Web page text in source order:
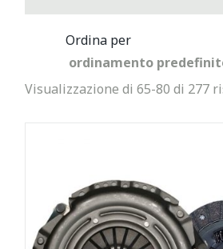
Visualizzazione di 65-80 di 277